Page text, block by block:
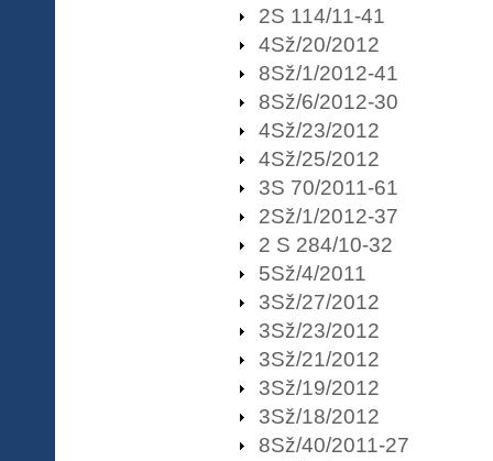
2S 114/11-41
4Sž/20/2012
8Sž/1/2012-41
8Sž/6/2012-30
4Sž/23/2012
4Sž/25/2012
3S 70/2011-61
2Sž/1/2012-37
2 S 284/10-32
5Sž/4/2011
3Sž/27/2012
3Sž/23/2012
3Sž/21/2012
3Sž/19/2012
3Sž/18/2012
8Sž/40/2011-27